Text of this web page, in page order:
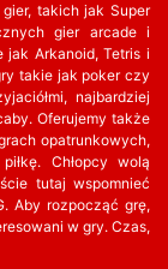
takich jak Super
gier arcade i
Arkanoid, Tetris i
takie jak poker czy
najbardziej
Oferujemy także
opatrunkowych,
Chłopcy wolą
tutaj wspomnieć
Aby rozpocząć grę,
w gry. Czas,